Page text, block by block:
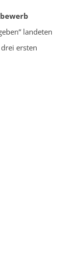
landeten
ersten